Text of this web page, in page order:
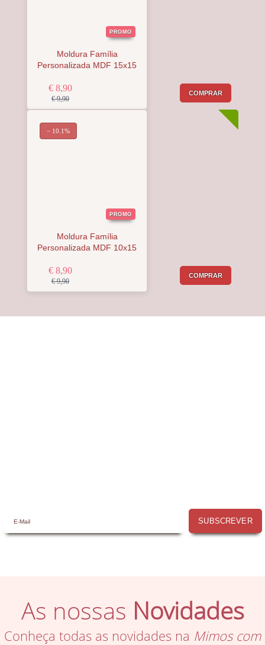
PROMO
Moldura Família
Personalizada MDF 15x15
€ 8,90
€ 9,90
COMPRAR
PROMO
Moldura Família
Personalizada MDF 10x15
€ 8,90
€ 9,90
COMPRAR
− 10.1%
SUBSCREVER
As nossas Novidades
Conheça todas as novidades na Mimos com